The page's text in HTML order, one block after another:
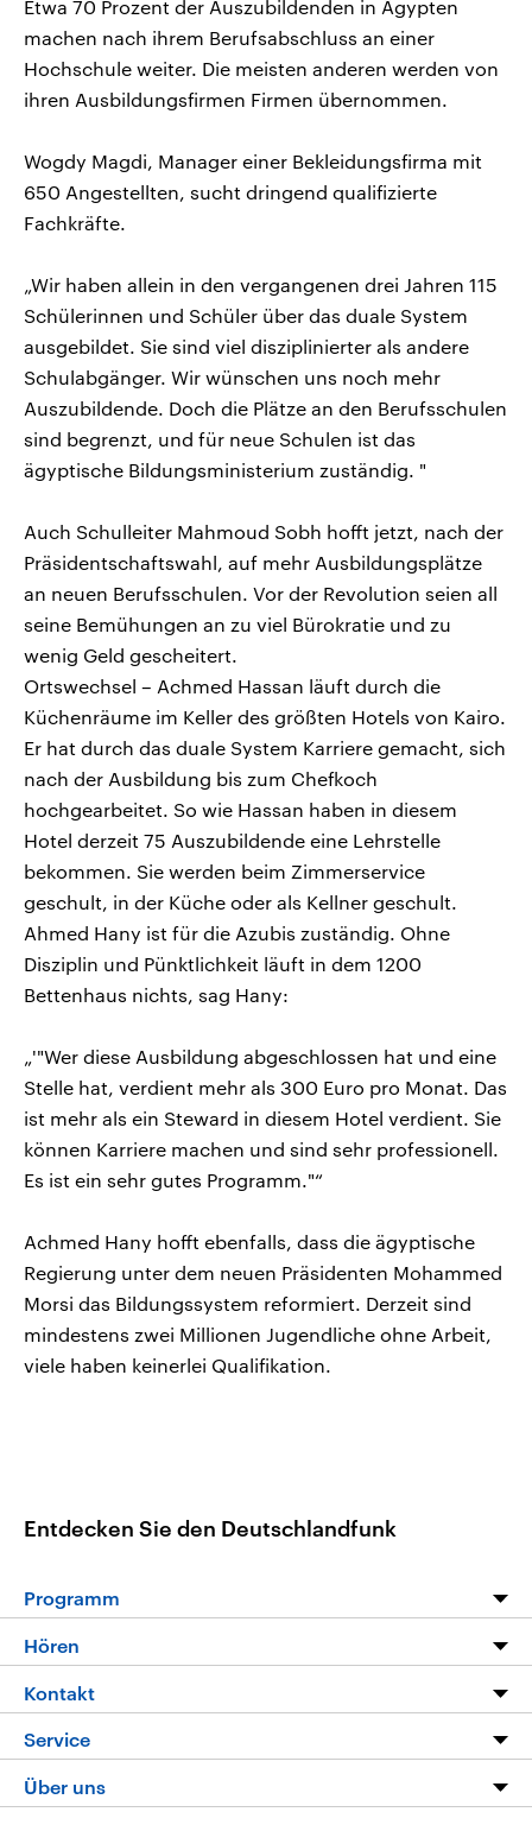
Etwa 70 Prozent der Auszubildenden in Ägypten
machen nach ihrem Berufsabschluss an einer
Hochschule weiter. Die meisten anderen werden von
ihren Ausbildungsfirmen Firmen übernommen.
Wogdy Magdi, Manager einer Bekleidungsfirma mit
650 Angestellten, sucht dringend qualifizierte
Fachkräfte.
„Wir haben allein in den vergangenen drei Jahren 115
Schülerinnen und Schüler über das duale System
ausgebildet. Sie sind viel disziplinierter als andere
Schulabgänger. Wir wünschen uns noch mehr
Auszubildende. Doch die Plätze an den Berufsschulen
sind begrenzt, und für neue Schulen ist das
ägyptische Bildungsministerium zuständig. "
Auch Schulleiter Mahmoud Sobh hofft jetzt, nach der
Präsidentschaftswahl, auf mehr Ausbildungsplätze
an neuen Berufsschulen. Vor der Revolution seien all
seine Bemühungen an zu viel Bürokratie und zu
wenig Geld gescheitert.
Ortswechsel – Achmed Hassan läuft durch die
Küchenräume im Keller des größten Hotels von Kairo.
Er hat durch das duale System Karriere gemacht, sich
nach der Ausbildung bis zum Chefkoch
hochgearbeitet. So wie Hassan haben in diesem
Hotel derzeit 75 Auszubildende eine Lehrstelle
bekommen. Sie werden beim Zimmerservice
geschult, in der Küche oder als Kellner geschult.
Ahmed Hany ist für die Azubis zuständig. Ohne
Disziplin und Pünktlichkeit läuft in dem 1200
Bettenhaus nichts, sag Hany:
„'"Wer diese Ausbildung abgeschlossen hat und eine
Stelle hat, verdient mehr als 300 Euro pro Monat. Das
ist mehr als ein Steward in diesem Hotel verdient. Sie
können Karriere machen und sind sehr professionell.
Es ist ein sehr gutes Programm."“
Achmed Hany hofft ebenfalls, dass die ägyptische
Regierung unter dem neuen Präsidenten Mohammed
Morsi das Bildungssystem reformiert. Derzeit sind
mindestens zwei Millionen Jugendliche ohne Arbeit,
viele haben keinerlei Qualifikation.
Entdecken Sie den Deutschlandfunk
Programm
Die Nachrichten
Nachrichtenleicht
Neue Beiträge auf dlf.de
Hören
Livestream
Podcasts
Deutschlandfunk App
Kontakt
Hörerservice
Service
FAQ
Über uns